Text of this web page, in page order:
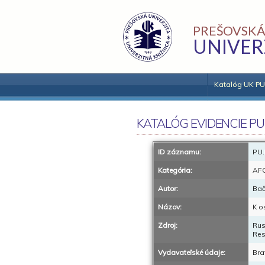
Katalóg UK PU
KATALÓG EVIDENCIE
ID záznamu:
Kategória:
Autor:
Názov: K
Zdroj:
Vydavateľské údaje: